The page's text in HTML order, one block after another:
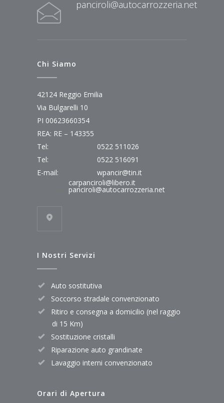
panciroli@autocarrozzeria.net
Chi Siamo
42124 Reggio Emilia
Via Bulgarelli 10
PI 00623660354
REA: RE – 143355
Tel:
0522 511026
Tel:
0522 516091
E-mail:
wpancir@tin.it
carpanciroli@libero.it
panciroli@autocarrozzeria.net
I Nostri Servizi
Auto sostitutiva
Soccorso stradale convenzionato
Ritiro e consegna a domicilio (nel raggio
di 15 Km)
Sostituzione cristalli
Riparazione auto grandinate
Lavaggio interni convenzionato
Orari di Apertura